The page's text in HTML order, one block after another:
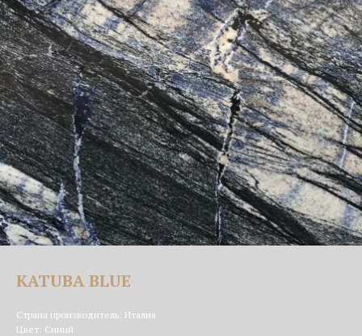
KATUBA BLUE
Страна производитель: Италия
Цвет: Синий